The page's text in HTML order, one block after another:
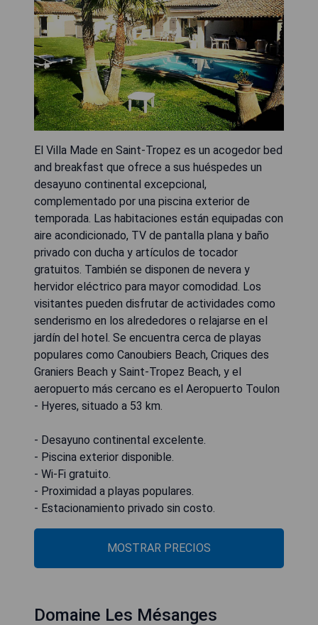
El Villa Made en Saint-Tropez es un acogedor bed
and breakfast que ofrece a sus huéspedes un
desayuno continental excepcional,
complementado por una piscina exterior de
temporada. Las habitaciones están equipadas con
aire acondicionado, TV de pantalla plana y baño
privado con ducha y artículos de tocador
gratuitos. También se disponen de nevera y
hervidor eléctrico para mayor comodidad. Los
visitantes pueden disfrutar de actividades como
senderismo en los alrededores o relajarse en el
jardín del hotel. Se encuentra cerca de playas
populares como Canoubiers Beach, Criques des
Graniers Beach y Saint-Tropez Beach, y el
aeropuerto más cercano es el Aeropuerto Toulon
- Hyeres, situado a 53 km.
- Desayuno continental excelente.
- Piscina exterior disponible.
- Wi-Fi gratuito.
- Proximidad a playas populares.
- Estacionamiento privado sin costo.
MOSTRAR PRECIOS
Domaine Les Mésanges